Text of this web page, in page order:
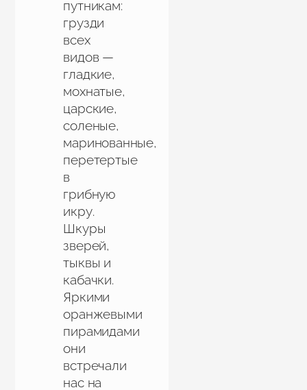
путникам:
грузди
всех
видов —
гладкие,
мохнатые,
царские,
соленые,
маринованные,
перетертые
в
грибную
икру.
Шкуры
зверей,
тыквы и
кабачки.
Яркими
оранжевыми
пирамидами
они
встречали
нас на